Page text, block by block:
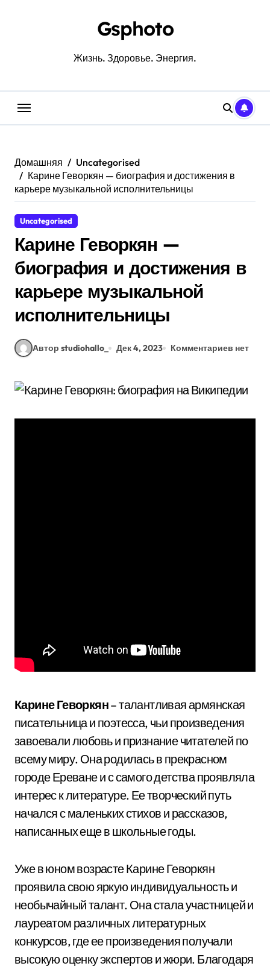
Gsphoto
Жизнь. Здоровье. Энергия.
Домашняя
Uncategorised
Карине Геворкян — биография и достижения в
карьере музыкальной исполнительницы
Uncategorised
Карине Геворкян —
биография и достижения в
карьере музыкальной
исполнительницы
Автор studiohallo_ Дек 4, 2023 Комментариев нет
Карине Геворкян– талантливая армянская
писательница и поэтесса, чьи произведения
завоевали любовь и признание читателей по
всему миру. Она родилась в прекрасном
городе Ереване и с самого детства проявляла
интерес к литературе. Ее творческий путь
начался с маленьких стихов и рассказов,
написанных еще в школьные годы.
Уже в юном возрасте Карине Геворкян
проявила свою яркую индивидуальность и
необычайный талант. Она стала участницей и
лауреатом различных литературных
конкурсов, где ее произведения получали
высокую оценку экспертов и жюри. Благодаря